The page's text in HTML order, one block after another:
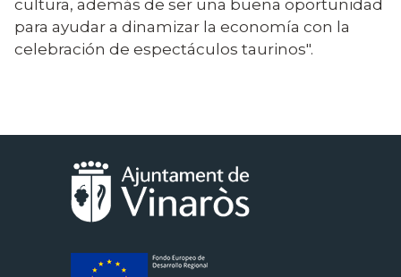
cultura, además de ser una buena oportunidad
para ayudar a dinamizar la economía con la
celebración de espectáculos taurinos".